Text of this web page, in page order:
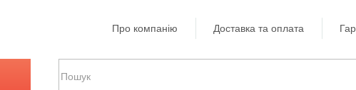
Про компанію Доставка та оплата